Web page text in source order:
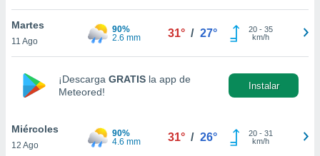
aceptar
de
Martes
11 Ago
90%
2.6 mm
31° / 27° 20- 35
km/h
¡Descarga GRATIS la app de
Meteored!
Instalar
Miércoles
12 Ago
90%
4.6 mm
31° / 26° 20- 31
km/h